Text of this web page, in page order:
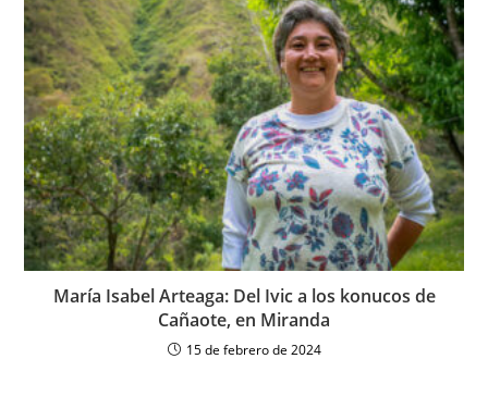
María Isabel Arteaga: Del Ivic a los konucos de
Cañaote, en Miranda
15 de febrero de 2024